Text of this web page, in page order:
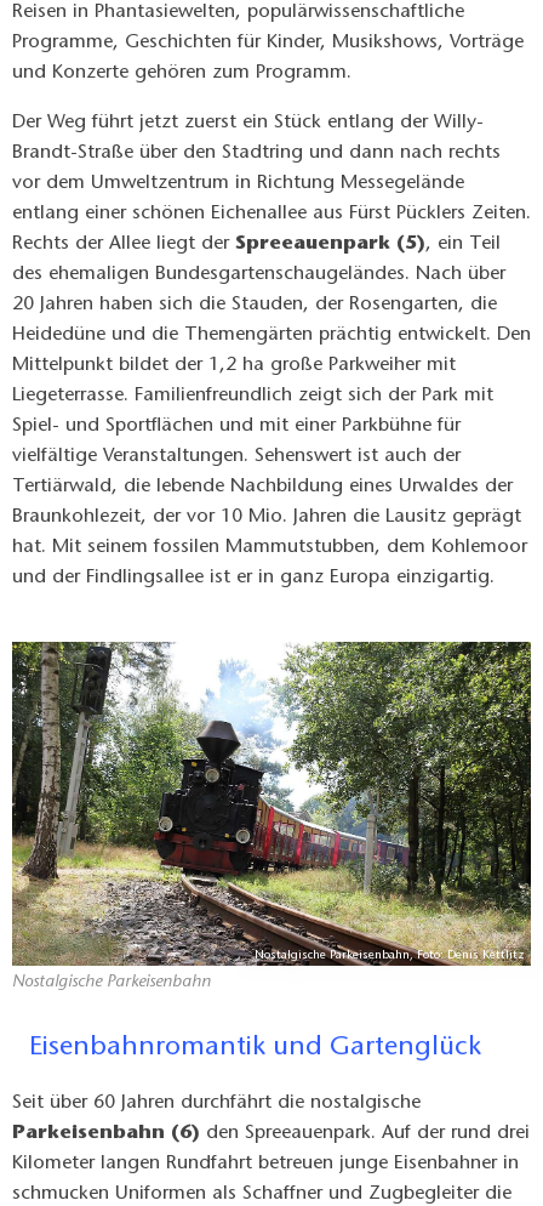
Reisen in Phantasiewelten, populärwissenschaftliche
Programme, Geschichten für Kinder, Musikshows, Vorträge
und Konzerte gehören zum Programm.
Der Weg führt jetzt zuerst ein Stück entlang der Willy-
Brandt-Straße über den Stadtring und dann nach rechts
vor dem Umweltzentrum in Richtung Messegelände
entlang einer schönen Eichenallee aus Fürst Pücklers Zeiten.
Rechts der Allee liegt der Spreeauenpark (5), ein Teil
des ehemaligen Bundesgartenschaugeländes. Nach über
20 Jahren haben sich die Stauden, der Rosengarten, die
Heidedüne und die Themengärten prächtig entwickelt. Den
Mittelpunkt bildet der 1,2 ha große Parkweiher mit
Liegeterrasse. Familienfreundlich zeigt sich der Park mit
Spiel- und Sportflächen und mit einer Parkbühne für
vielfältige Veranstaltungen. Sehenswert ist auch der
Tertiärwald, die lebende Nachbildung eines Urwaldes der
Braunkohlezeit, der vor 10 Mio. Jahren die Lausitz geprägt
hat. Mit seinem fossilen Mammutstubben, dem Kohlemoor
und der Findlingsallee ist er in ganz Europa einzigartig.
Nostalgische Parkeisenbahn, Foto: Denis Kettlitz
Nostalgische Parkeisenbahn
Eisenbahnromantik und Gartenglück
Seit über 60 Jahren durchfährt die nostalgische
Parkeisenbahn (6) den Spreeauenpark. Auf der rund drei
Kilometer langen Rundfahrt betreuen junge Eisenbahner in
schmucken Uniformen als Schaffner und Zugbegleiter die